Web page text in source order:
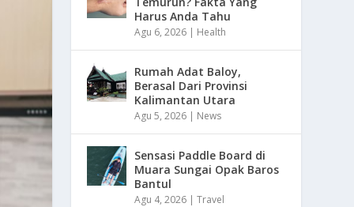
Harus Anda Tahu
Agu 6, 2026 | Health
Rumah Adat Baloy,
Berasal Dari Provinsi
Kalimantan Utara
Agu 5, 2026 | News
Sensasi Paddle Board di
Muara Sungai Opak Baros
Bantul
Agu 4, 2026 |Travel